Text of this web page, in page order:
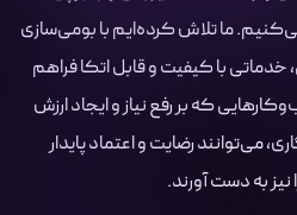
ما تلاش کرده‌ایم با بومی‌سازی
خدماتی با کیفیت و قابل اتکا فراهم
که بر رفع نیاز و ایجاد ارزش
می‌توانند رضایت و اعتماد پایدار
نیز به دست آورند.